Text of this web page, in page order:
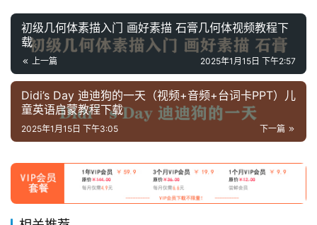
蒙
儿
童
英
语
启
初级几何体素描入门 画好素描 石膏几何体视频教程下
载
上一篇 2025年1月15日 下午2:57
Didi’s Day 迪迪狗的一天（视频+音频+台词卡PPT）儿
童英语启蒙教程下载
下一篇
2025年1月15日 下午3:05